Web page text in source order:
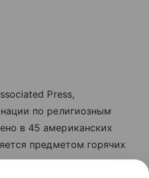
Press,
по религиозным
в 45 американских
предметом горячих